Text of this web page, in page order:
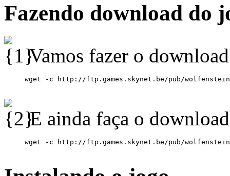
Fazendo download do
Vamos fazer o
E ainda faça o